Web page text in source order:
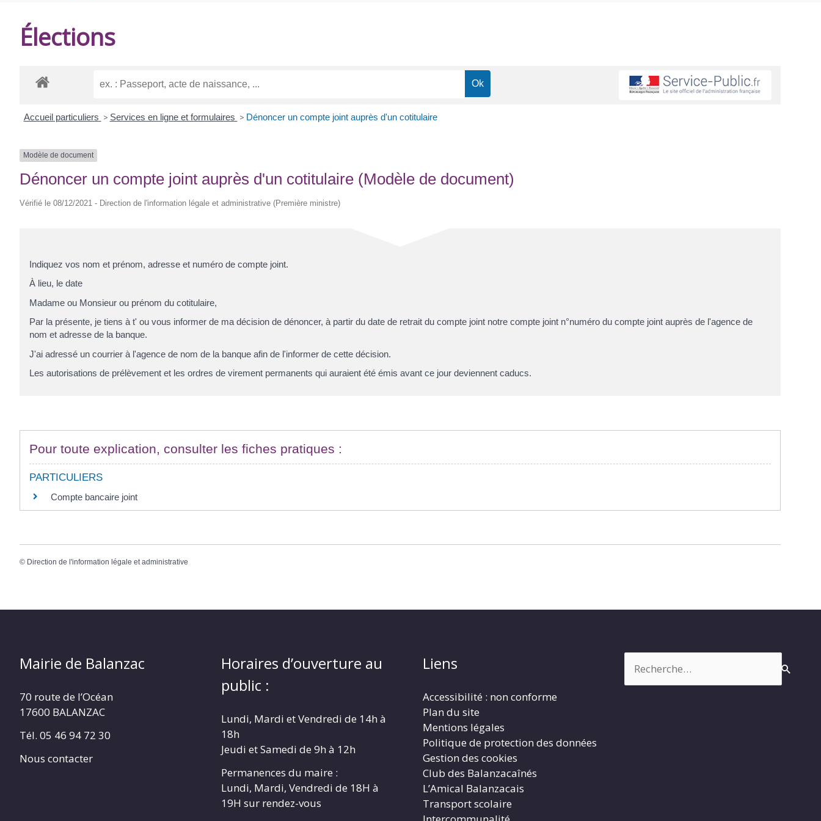
Élections
Accueil particuliers > Services en ligne et formulaires > Dénoncer un compte joint auprès d'un cotitulaire
Modèle de document
Dénoncer un compte joint auprès d'un cotitulaire (Modèle de document)
Vérifié le 08/12/2021 - Direction de l'information légale et administrative (Première ministre)
Indiquez vos nom et prénom, adresse et numéro de compte joint.
À lieu, le date
Madame ou Monsieur ou prénom du cotitulaire,
Par la présente, je tiens à t' ou vous informer de ma décision de dénoncer, à partir du date de retrait du compte joint notre compte joint n°numéro du compte joint auprès de l'agence de
nom et adresse de la banque.
J'ai adressé un courrier à l'agence de nom de la banque afin de l'informer de cette décision.
Les autorisations de prélèvement et les ordres de virement permanents qui auraient été émis avant ce jour deviennent caducs.
Pour toute explication, consulter les fiches pratiques :
PARTICULIERS
Compte bancaire joint
© Direction de l'information légale et administrative
Mairie de Balanzac
70 route de l’Océan
17600 BALANZAC
Tél. 05 46 94 72 30
Nous contacter
Horaires d’ouverture au
public :
Lundi, Mardi et Vendredi de 14h à
18h
Jeudi et Samedi de 9h à 12h
Permanences du maire :
Lundi, Mardi, Vendredi de 18H à
19H sur rendez-vous
Liens
Accessibilité : non conforme
Plan du site
Mentions légales
Politique de protection des données
Gestion des cookies
Club des Balanzacaînés
L’Amical Balanzacais
Transport scolaire